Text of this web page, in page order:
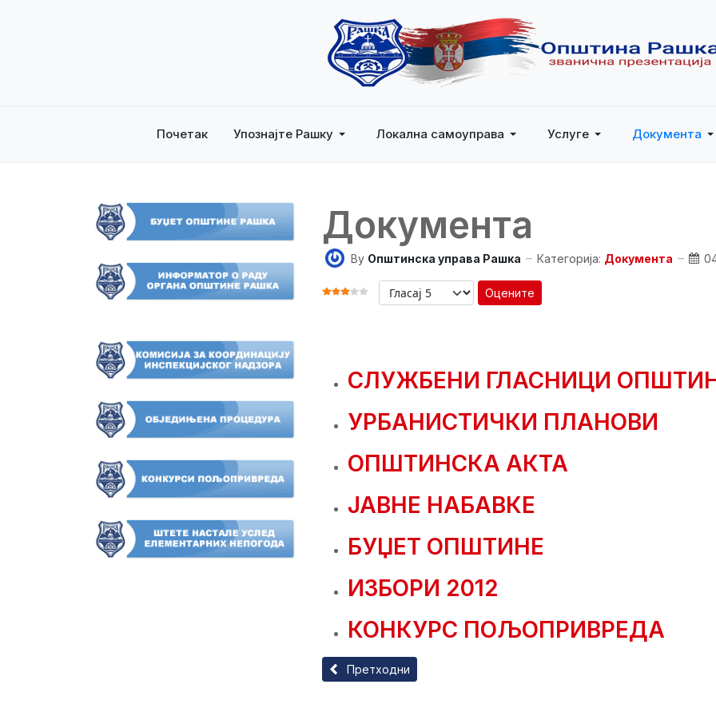
Почетак Упознајте Рашку Локална самоуправа Услуге Документа
Документа
By Општинска управа Рашка Категорија: Документа
ОЦЕНА КОРИСНИКА: 3
Оцените
СЛУЖБЕНИ ГЛАСНИЦИ
УРБАНИСТИЧКИ ПЛАНОВИ
ОПШТИНСКА АКТА
ЈАВНЕ НАБАВКЕ
БУЏЕТ ОПШТИНЕ
ИЗБОРИ 2012
КОНКУРС ПОЉОПРИВРЕДА
Претходни чланак: Обједињена процедура
Претходни